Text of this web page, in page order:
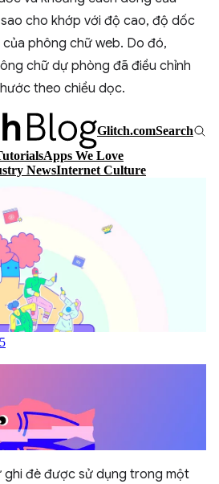
cho khớp với độ cao, độ dốc
phông chữ web. Do đó,
chữ dự phòng đã điều chỉnh
theo chiều dọc.
ghi đè được sử dụng trong một